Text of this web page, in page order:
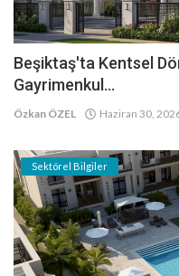
Beşiktaş'ta Kentsel
Gayrimenkul...
Özkan ÖZEL Haziran 30,
Sektörel Bilgiler